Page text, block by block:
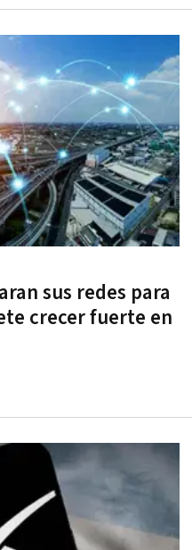
sus redes para
crecer fuerte en